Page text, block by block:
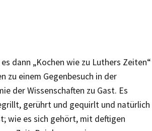
dann „Kochen wie zu Luthers Zeiten“
zu einem Gegenbesuch in der
der Wissenschaften zu Gast. Es
gerührt und gequirlt und natürlich
wie es sich gehört, mit deftigen